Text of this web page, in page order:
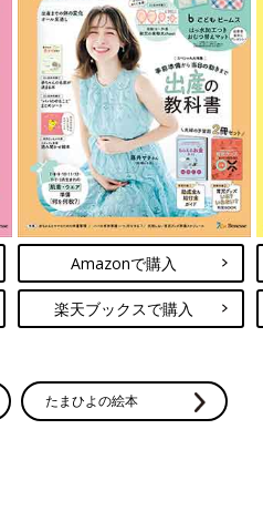
OGを購入。通気性に優れたコ
暖かい時期でも快適に履けるシ
ラウンカラーなので、スニーカ
Amazonで購入
楽天ブックスで購入
たまひよの絵本